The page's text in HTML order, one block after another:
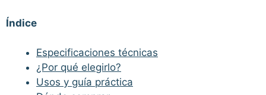
Índice
Especificaciones técnicas
¿Por qué elegirlo?
Usos y guía práctica